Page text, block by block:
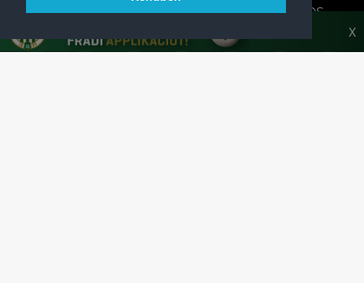
A FERENCVÁROSI TORNA CLUB HIVATALOS
X